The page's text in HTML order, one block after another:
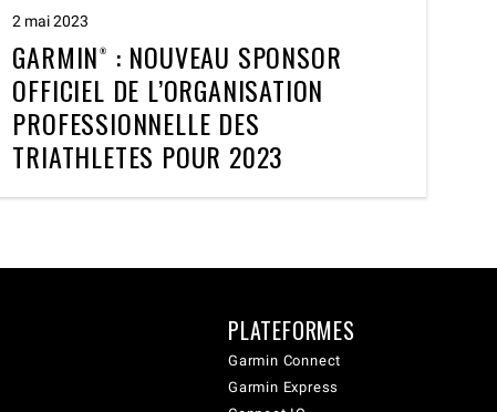
2 mai 2023
GARMIN® : NOUVEAU SPONSOR
OFFICIEL DE L’ORGANISATION
PROFESSIONNELLE DES
TRIATHLETES POUR 2023
PLATEFORMES
Garmin Connect
Garmin Express